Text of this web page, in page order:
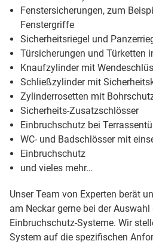
Fenstersicherungen, zum
Fenstergriffe
Sicherheitsriegel und
Türsicherungen und Türketten
Knaufzylinder mit
Schließzylinder mit
Zylinderrosetten mit
Sicherheits-Zusatzschlösser
Einbruchschutz bei
WC- und Badschlösser mit
Einbruchschutz
und vieles mehr…
Unser Team von Experten berät
am Neckar gerne bei der
Einbruchschutz-Systeme. Wir
System auf die spezifischen